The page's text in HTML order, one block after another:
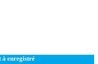
à enregistré